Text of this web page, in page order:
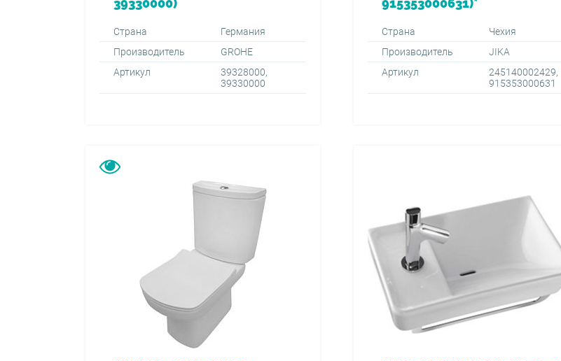
39330000)
Страна
Германия
Производитель
GROHE
Артикул
39328000,
39330000
915353000631)*
Страна
Чехия
Производитель
JIKA
Артикул
245140002429,
915353000631